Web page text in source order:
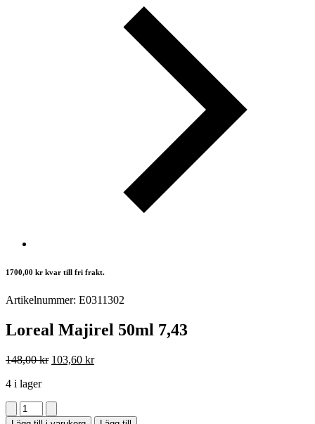
1700,00 kr kvar till fri frakt.
Artikelnummer: E0311302
Loreal Majirel 50ml 7,43
148,00kr Det
103,60 krDet
4 i lager
Loreal
Majirel